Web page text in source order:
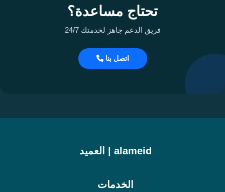
تحتاج مساعدة؟
فريق الدعم جاهز لخدمتك 24/7
اتصل بنا
alameid | العميد
الخدمات